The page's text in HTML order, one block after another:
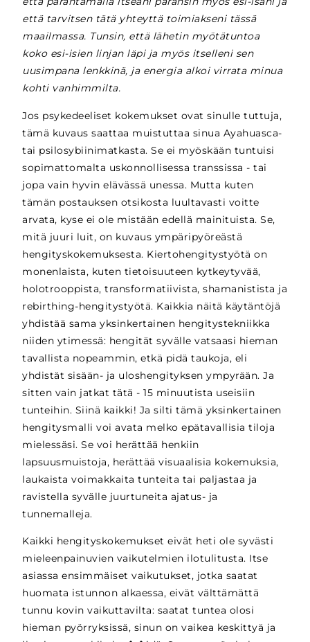
että tarvitsen tätä yhteyttä toimiakseni tässä
maailmassa. Tunsin, että lähetin myötätuntoa
koko esi-isien linjan läpi ja myös itselleni sen
uusimpana lenkkinä, ja energia alkoi virrata minua
kohti vanhimmilta.
Jos psykedeeliset kokemukset ovat sinulle tuttuja,
tämä kuvaus saattaa muistuttaa sinua Ayahuasca-
tai psilosybiinimatkasta. Se ei myöskään tuntuisi
sopimattomalta uskonnollisessa transsissa - tai
jopa vain hyvin elävässä unessa. Mutta kuten
tämän postauksen otsikosta luultavasti voitte
arvata, kyse ei ole mistään edellä mainituista. Se,
mitä juuri luit, on kuvaus ympäripyöreästä
hengityskokemuksesta. Kiertohengitystyötä on
monenlaista, kuten tietoisuuteen kytkeytyvää,
holotrooppista, transformatiivista, shamanistista ja
rebirthing-hengitystyötä. Kaikkia näitä käytäntöjä
yhdistää sama yksinkertainen hengitystekniikka
niiden ytimessä: hengität syvälle vatsaasi hieman
tavallista nopeammin, etkä pidä taukoja, eli
yhdistät sisään- ja uloshengityksen ympyrään. Ja
sitten vain jatkat tätä - 15 minuutista useisiin
tunteihin. Siinä kaikki! Ja silti tämä yksinkertainen
hengitysmalli voi avata melko epätavallisia tiloja
mielessäsi. Se voi herättää henkiin
lapsuusmuistoja, herättää visuaalisia kokemuksia,
laukaista voimakkaita tunteita tai paljastaa ja
ravistella syvälle juurtuneita ajatus- ja
tunnemalleja.
Kaikki hengityskokemukset eivät heti ole syvästi
mieleenpainuvien vaikutelmien ilotulitusta. Itse
asiassa ensimmäiset vaikutukset, jotka saatat
huomata istunnon alkaessa, eivät välttämättä
tunnu kovin vaikuttavilta: saatat tuntea olosi
hieman pyörryksissä, sinun on vaikea keskittyä ja